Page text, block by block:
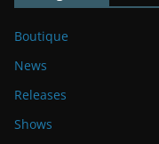
Boutique
News
Releases
Shows